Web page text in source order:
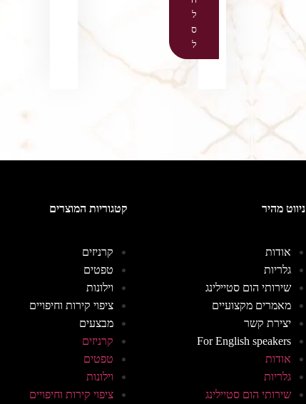
ל
ס
ל
ניווט מהיר
אודות
גלריות
שירותי הום סטיילינג
מאמרים מקצועיים
יצירת קשר
For English speakers
אודות
גלריות
שירותי הום סטיילינג
קטגוריות המוצרים
קרניזים
טפטים
וילונות
ציפוי קירות וחיפויים
מבצעים
קרניזים
טפטים
וילונות
ציפוי קירות וחיפויים